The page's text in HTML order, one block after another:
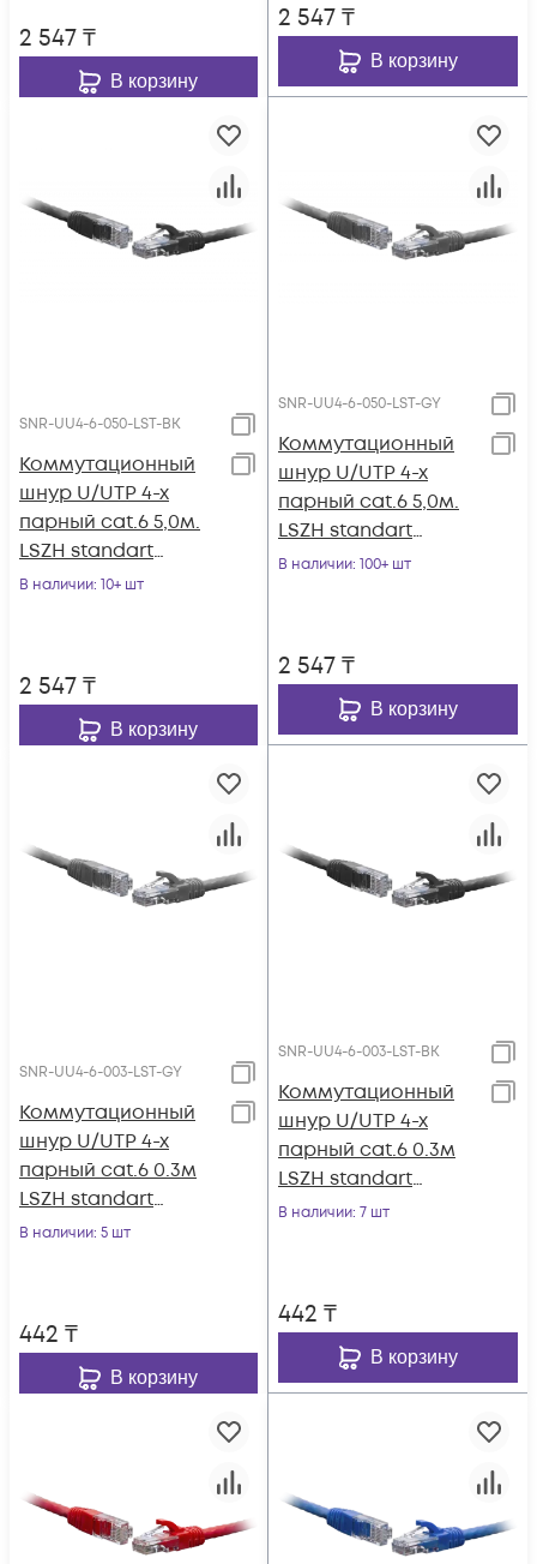
2 547₸
В корзину
2 547₸
В корзину
SNR-UU4-6-050-LST-BK
Коммутационный
шнур U/UTP 4-х
парный cat.6 5,0м.
LSZH standart
чёрный
В наличии: 10+ шт
2 547₸
В корзину
SNR-UU4-6-050-LST-GY
Коммутационный
шнур U/UTP 4-х
парный cat.6 5,0м.
LSZH standart
серый
В наличии: 100+ шт
2 547₸
В корзину
SNR-UU4-6-003-LST-GY
Коммутационный
шнур U/UTP 4-х
парный cat.6 0.3м
LSZH standart
серый
В наличии: 5 шт
442 ₸
В корзину
SNR-UU4-6-003-LST-BK
Коммутационный
шнур U/UTP 4-х
парный cat.6 0.3м
LSZH standart
чёрный
В наличии: 7 шт
442 ₸
В корзину